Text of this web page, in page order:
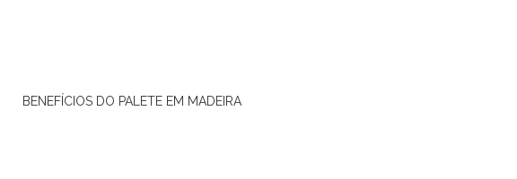
BENEFÍCIOS DO PALETE EM MADEIRA